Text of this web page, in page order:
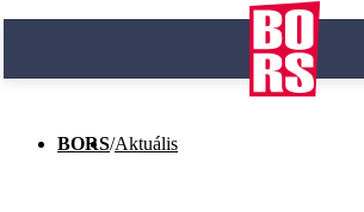
BORS/Aktuális